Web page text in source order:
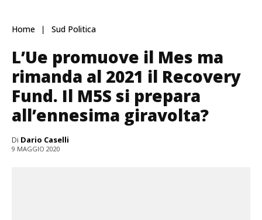
Home Sud Politica
L’Ue promuove il Mes ma
rimanda al 2021 il Recovery
Fund. Il M5S si prepara
all’ennesima giravolta?
Di Dario Caselli
9 MAGGIO 2020